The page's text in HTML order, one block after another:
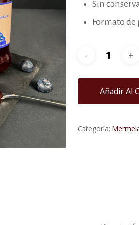
Sin
Formato de
Añadir Al
Categoría: